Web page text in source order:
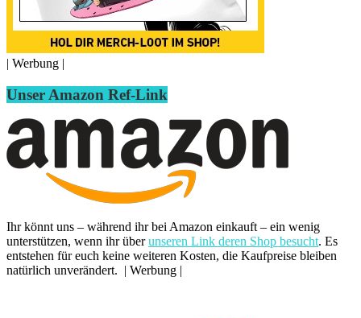
| Werbung |
Unser Amazon Ref-Link
Ihr könnt uns – während ihr bei Amazon einkauft – ein wenig
unterstützen, wenn ihr überunseren Link deren Shop besucht. Es
entstehen für euch keine weiteren Kosten, die Kaufpreise bleiben
natürlich unverändert. | Werbung |